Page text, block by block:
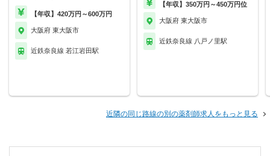
【年収】420万円～600万円
大阪府 東大阪市
近鉄奈良線 若江岩田駅
【年収】350万円～450万円位
大阪府 東大阪市
近鉄奈良線 八戸ノ里駅
近隣の同じ路線の別の薬剤師求人をもっと見る